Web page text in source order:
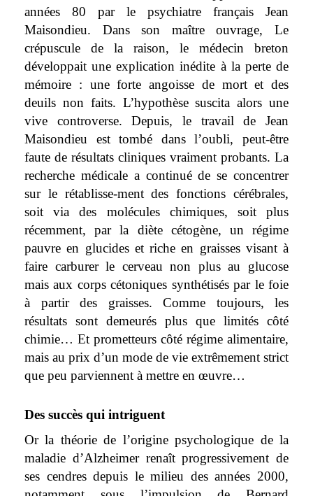
années 80 par le psychiatre français Jean
Maisondieu. Dans son maître ouvrage, Le
crépuscule de la raison, le médecin breton
développait une explication inédite à la perte de
mémoire : une forte angoisse de mort et des
deuils non faits. L’hypothèse suscita alors une
vive controverse. Depuis, le travail de Jean
Maisondieu est tombé dans l’oubli, peut-être
faute de résultats cliniques vraiment probants. La
recherche médicale a continué de se concentrer
sur le rétablisse-ment des fonctions cérébrales,
soit via des molécules chimiques, soit plus
récemment, par la diète cétogène, un régime
pauvre en glucides et riche en graisses visant à
faire carburer le cerveau non plus au glucose
mais aux corps cétoniques synthétisés par le foie
à partir des graisses. Comme toujours, les
résultats sont demeurés plus que limités côté
chimie… Et prometteurs côté régime alimentaire,
mais au prix d’un mode de vie extrêmement strict
que peu parviennent à mettre en œuvre…
Des succès qui intriguent
Or la théorie de l’origine psychologique de la
maladie d’Alzheimer renaît progressivement de
ses cendres depuis le milieu des années 2000,